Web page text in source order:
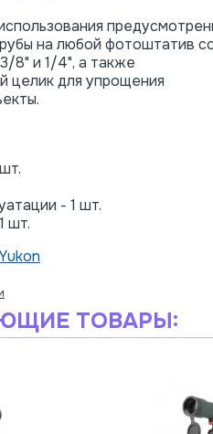
на любой фотоштатив
8" и 1/4", а также
целик для упрощения
- 1 шт.
шт.
ТОВАРЫ: